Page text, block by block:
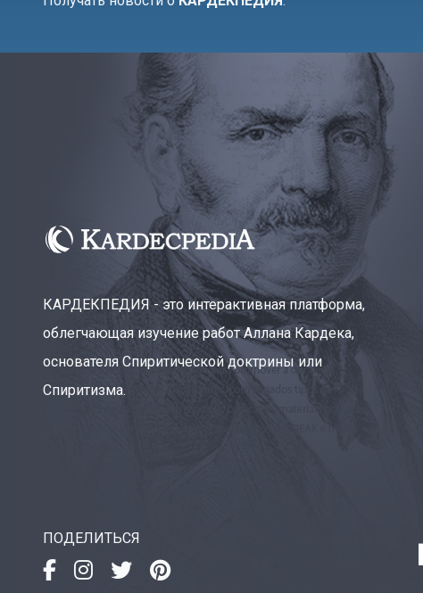
КАРДЕКПЕДИЯ - это интерактивная платформа,
облегчающая изучение работ Аллана Кардека,
основателя Спиритической доктрины или
Спиритизма.
ПОДЕЛИТЬСЯ